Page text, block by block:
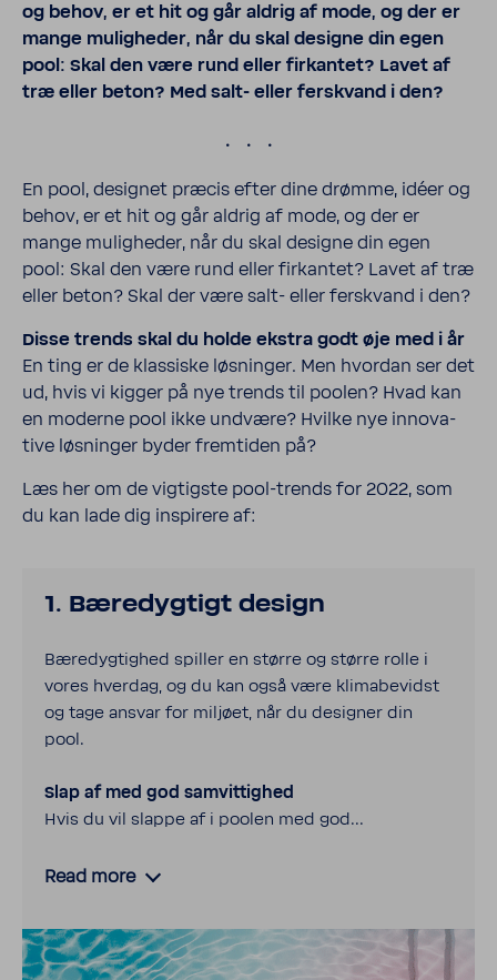
og behov, er et hit og går aldrig af mode, og der er
mange muligheder, når du skal designe din egen
pool: Skal den være rund eller firkantet? Lavet af
træ eller beton? Med salt- eller ferskvand i den?
.
En pool, designet præcis efter dine drømme, idéer og
behov, er et hit og går aldrig af mode, og der er
mange mulig­heder, når du skal designe din egen
pool: Skal den være rund eller firkantet? Lavet af træ
eller beton? Skal der være salt- eller fersk­vand i den?
Disse trends skal du holde ekstra godt øje med i år
En ting er de klas­siske løsninger. Men hvordan ser det
ud, hvis vi kigger på nye trends til poolen? Hvad kan
en moderne pool ikke undvære? Hvilke nye innova­
tive løsninger byder frem­tiden på?
Læs her om de vigtigste pool-​trends for 2022, som
du kan lade dig inspi­rere af:
1. Bære­dyg­tigt design
Bære­dyg­tighed spiller en større og større rolle i
vores hverdag, og du kan også være klima­be­vidst
og tage ansvar for miljøet, når du designer din
pool.
Slap af med god samvit­tighed
Hvis du vil slappe af i poolen med god...
Read more